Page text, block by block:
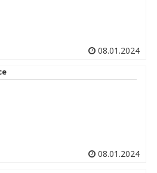
08.01.2024
08.01.2024